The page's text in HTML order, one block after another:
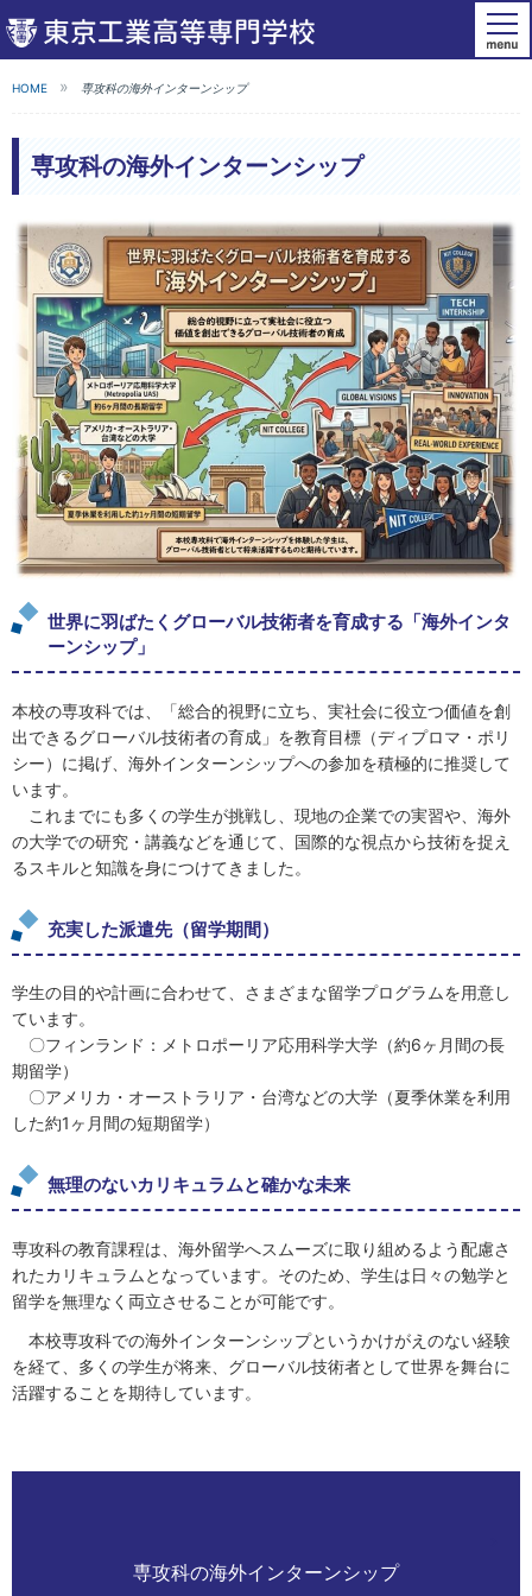
HOME 専攻科の海外インターンシップ
専攻科の海外インターンシップ
世界に羽ばたくグローバル技術者を育成する「海外インタ
ーンシップ」
本校の専攻科では、「総合的視野に立ち、実社会に役立つ価値を創
出できるグローバル技術者の育成」を教育目標（ディプロマ・ポリ
シー）に掲げ、海外インターンシップへの参加を積極的に推奨して
います。
これまでにも多くの学生が挑戦し、現地の企業での実習や、海外
の大学での研究・講義などを通じて、国際的な視点から技術を捉え
るスキルと知識を身につけてきました。
充実した派遣先（留学期間）
学生の目的や計画に合わせて、さまざまな留学プログラムを用意し
ています。
〇フィンランド：メトロポーリア応用科学大学（約6ヶ月間の長
期留学）
〇アメリカ・オーストラリア・台湾などの大学（夏季休業を利用
した約1ヶ月間の短期留学）
無理のないカリキュラムと確かな未来
専攻科の教育課程は、海外留学へスムーズに取り組めるよう配慮さ
れたカリキュラムとなっています。そのため、学生は日々の勉学と
留学を無理なく両立させることが可能です。
本校専攻科での海外インターンシップというかけがえのない経験
を経て、多くの学生が将来、グローバル技術者として世界を舞台に
活躍することを期待しています。
専攻科の海外インターンシップ